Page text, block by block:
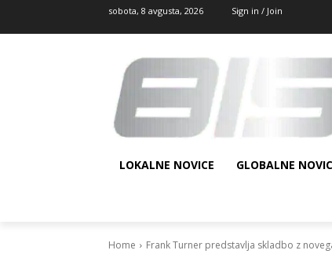
sobota, 8 avgusta, 2026 Sign in / Join
LOKALNE NOVICE GLOBALNE
Home Frank Turner predstavlja skladbo z